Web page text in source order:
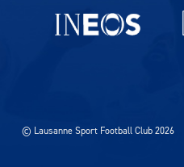
Partenaires du lausanne-Sport
© Lausanne Sport Football Club 2026